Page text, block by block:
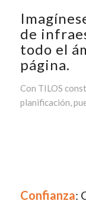
de
todo el
página.
Con TILOS
planificación,
Confianza: